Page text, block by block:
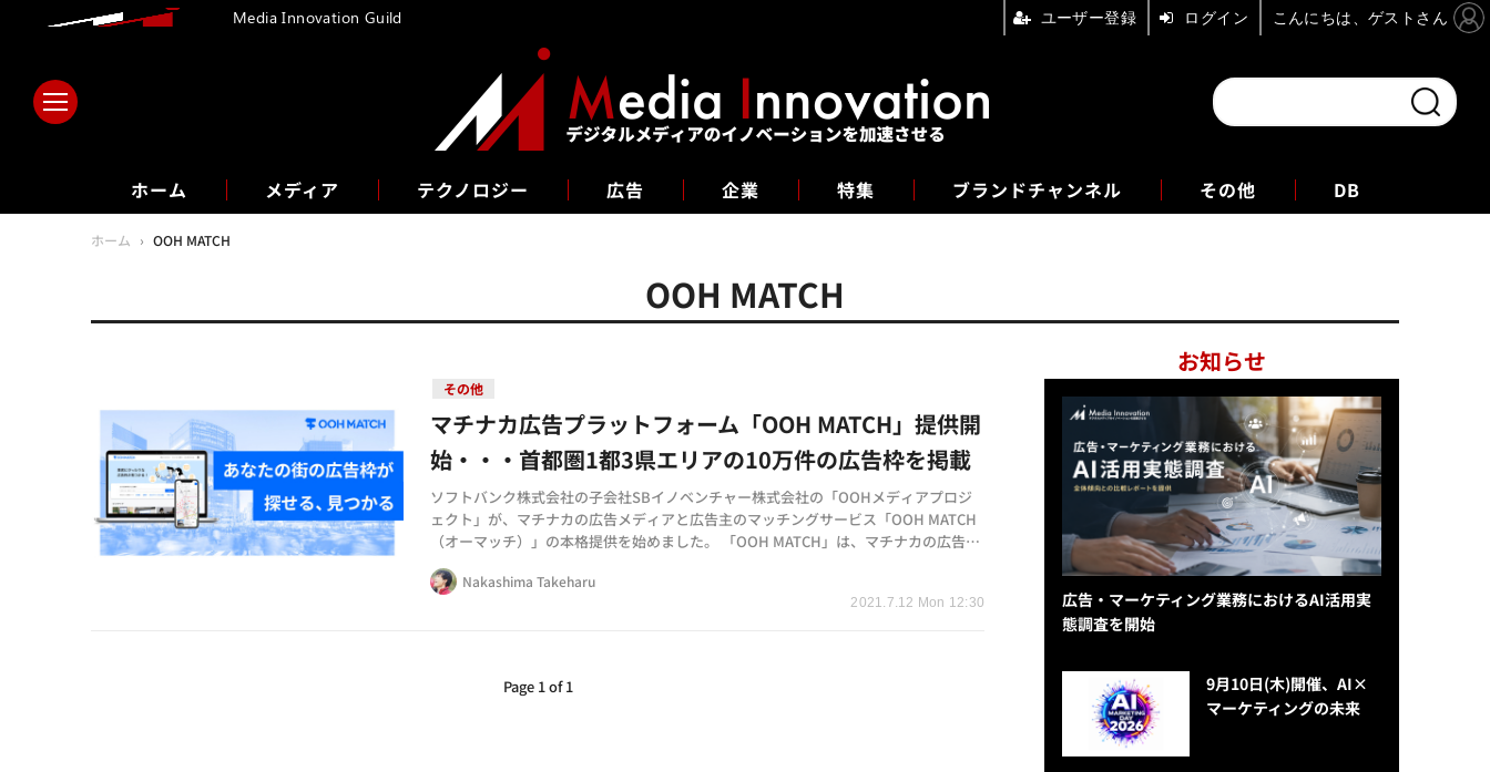
ホーム メディア テクノロジー 広告 企業 特集 ブランドチャンネル
フォーエム その他 DB
ホーム › OOH MATCH
OOH MATCH
その他
2021.7.12 Mon 12:30
マチナカ広告プラットフォーム「OOH MATCH」提供開
始・・・首都圏1都3県エリアの10万件の広告枠を掲載
ソフトバンク株式会社の子会社SBイノベンチャー株式会社の「OOHメディアプロジ
ェクト」が、マチナカの広告メディアと広告主のマッチングサービス「OOH MATCH
（オーマッチ）」の本格提供を始めました。 「OOH MATCH」は、マチナカの広告メ
ディア「OOH広告」に特化した…
Nakashima Takeharu
Page 1 of 1
お知らせ
広告・マーケティング業務におけるAI活用実
態調査を開始
9月10日(木)開催、AI×
マーケティングの未来
Media Innovation Guild ユーザー登録 ログイン こんにちは、ゲストさん